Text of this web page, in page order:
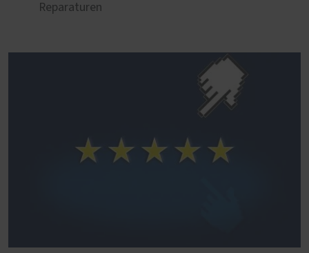
Reparaturen